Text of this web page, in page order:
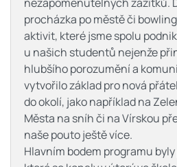
procházka po městě či
aktivit, které jsme spolu
u našich studentů nejenže
hlubšího porozumění a
vytvořilo základ pro nová
do okolí, jako například na
Města na sníh či na Vírskou
naše pouto ještě více.
Hlavním bodem programu